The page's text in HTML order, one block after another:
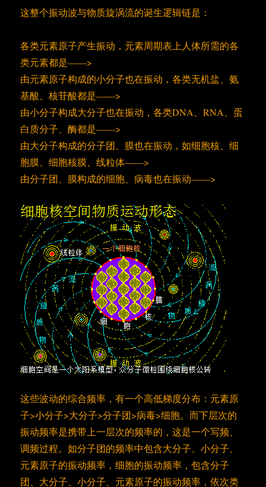
这整个振动波与物质旋涡流的诞生逻辑链是：
各类元素原子产生振动，元素周期表上人体所需的各
类元素都是——>
由元素原子构成的小分子也在振动，各类无机盐、氨
基酸、核苷酸都是——>
由小分子构成大分子也在振动，各类DNA、RNA、蛋
白质分子、酶都是——>
由大分子构成的分子团、膜也在振动，如细胞核、细
胞膜、细胞核膜、线粒体——>
由分子团、膜构成的细胞、病毒也在振动——>
这些波动的综合频率，有一个高低梯度分布：元素原
子>小分子>大分子>分子团>病毒>细胞。而下层次的
振动频率是携带上一层次的频率的，这是一个写频、
调频过程。如分子团的频率中包含大分子、小分子、
元素原子的振动频率，细胞的振动频率，包含分子
团、大分子、小分子、元素原子的振动频率，依次类